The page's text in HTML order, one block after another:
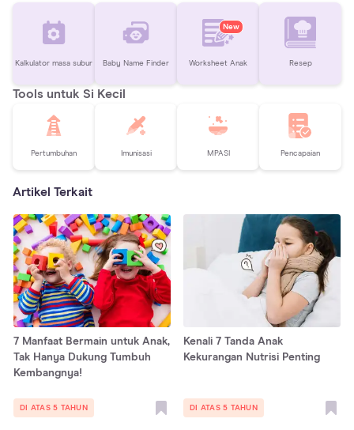
Kalkulator masa subur Baby Name Finder
New
Worksheet Anak Resep
Tools untuk Si Kecil
Pertumbuhan Imunisasi MPASI Pencapaian
Artikel Terkait
7 Manfaat Bermain untuk Anak,
Tak Hanya Dukung Tumbuh
Kembangnya!
DI ATAS 5 TAHUN
Kenali 7 Tanda Anak
Kekurangan Nutrisi Penting
DI ATAS 5 TAHUN